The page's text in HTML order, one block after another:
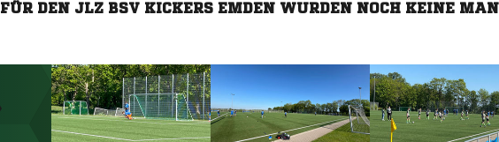
FÜR DEN JLZ BSV KICKERS EMDEN WURDEN NOCH KEINE